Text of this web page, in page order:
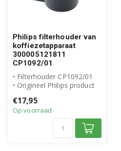
Philips filterhouder van
koffiezetapparaat
300005121811
CP1092/01
• Filterhouder CP1092/01
• Origineel Philips product
30000512...
€17,95
Op voorraad